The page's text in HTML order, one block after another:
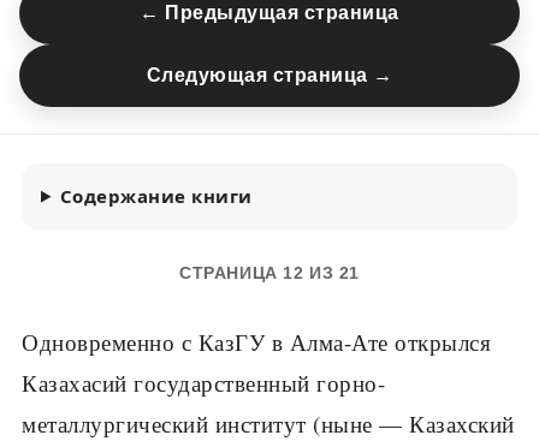
← Предыдущая страница
Следующая страница →
Содержание книги
СТРАНИЦА 12 ИЗ 21
Одновременно с КазГУ в Алма-Ате открылся
Казахасий государственный горно-
металлургический институт (ныне — Казахский